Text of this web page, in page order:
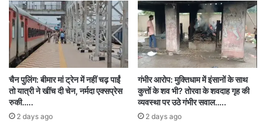
रहे हैं।
लोक वाद्य संग्राहक रिखी क्षत्रिय ने बताया कि बस्तर के
आदिवासी अंचल में अप्रैल माह से देव मड़ई शुरू हो जाती है।
हाल ही में बीजापुर जिले के धनोरा ब्लॉक में पेन करसाड़ में
देव मड़ई का आयोजन हुआ, जिसमें आसपास के ग्रामीण
चैन पुलिंग: बीमार मां ट्रेन में नहीं चढ़ पाईं
तो यात्री ने खींच दी चेन, नर्मदा एक्सप्रेस
रुकी…..
2 days ago
गंभीर आरोप: मुक्तिधाम में इंसानों के साथ
कुत्तों के शव भी? तोरवा के शवदाह गृह की
व्यवस्था पर उठे गंभीर सवाल…..
2 days ago